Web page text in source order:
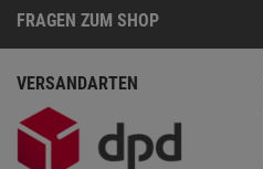
FRAGEN ZUM SHOP
VERSANDARTEN